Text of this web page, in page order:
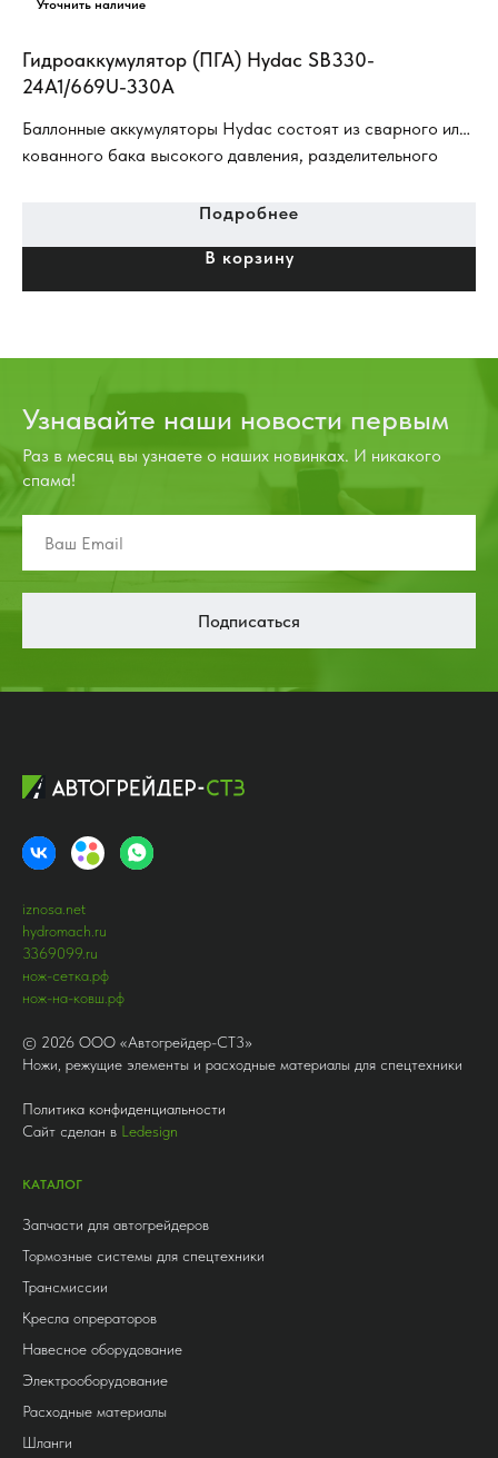
Гидроаккумулятор (ПГА) Hydac SB330-
24A1/669U-330A
Баллонные аккумуляторы Hydac состоят из сварного или
кованного бака высокого давления, разделительного
Подробнее
В корзину
Узнавайте наши новости первым
Раз в месяц вы узнаете о наших новинках. И никакого
спама!
Подписаться
iznosa.net
hydromach.ru
3369099.ru
нож-сетка.рф
нож-на-ковш.рф
© 2026 ООО «Автогрейдер-СТ3»
Ножи, режущие элементы и расходные материалы для спецтехники
Политика конфиденциальности
Сайт сделан в Ledesign
КАТАЛОГ
Запчасти для автогрейдеров
Тормозные системы для спецтехники
Трансмиссии
Кресла опрераторов
Навесное оборудование
Электрооборудование
Расходные материалы
Шланги